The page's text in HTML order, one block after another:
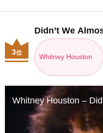
Didn’t We
Whitney Houston
3位
Whitney Houston –